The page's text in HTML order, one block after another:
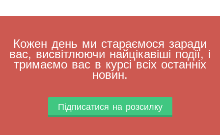
Кожен день ми стараємося заради
вас, висвітлюючи найцікавіші події, і
тримаємо вас в курсі всіх останніх
новин.
Підписатися на розсилку